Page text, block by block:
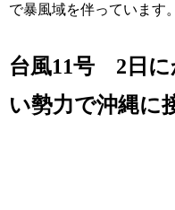
で暴風域を伴っています。
台風11号 2日に
い勢力で沖縄に